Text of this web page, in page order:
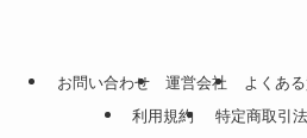
お問い合わせ 運営会社 よくあ
利用規約
特定商取引